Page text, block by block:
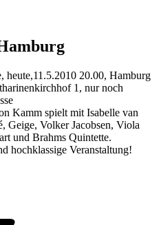
heute,11.5.2010 20.00, Hamburg
1, nur noch
Kamm spielt mit Isabelle van
Geige, Volker Jacobsen, Viola
und Brahms Quintette.
hochklassige Veranstaltung!